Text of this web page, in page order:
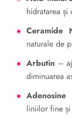
hidratarea
Ceramide
naturale de
Arbutin –
diminuarea
Adenosine
liniilor fine